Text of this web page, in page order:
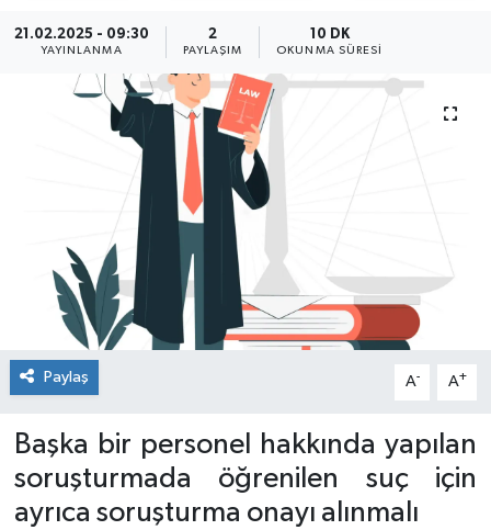
21.02.2025 - 09:30
YAYINLANMA
2
PAYLAŞIM
10 DK
OKUNMA SÜRESI
Paylaş A- A+
Başka bir personel hakkında yapılan
soruşturmada öğrenilen suç için
ayrıca soruşturma onayı alınmalı